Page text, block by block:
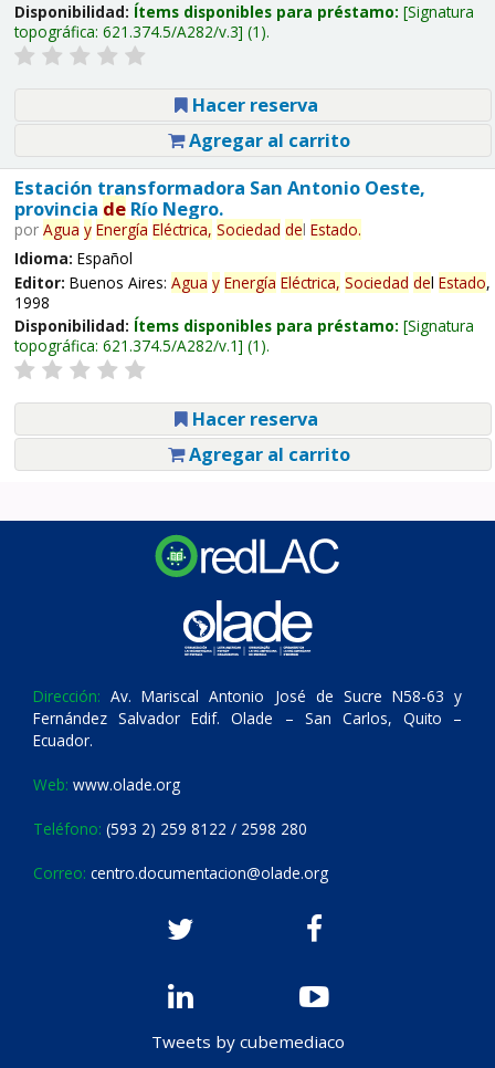
Disponibilidad: Ítems disponibles para préstamo: Signatura
topográfica: 621.374.5/A282/v.3 (1).
Hacer reserva
Agregar al carrito
Estación transformadora San Antonio Oeste,
provincia deRío Negro.
por Agua y Energía Eléctrica, Sociedad del Estado.
Idioma: Español
Editor: Buenos Aires: Agua y Energía Eléctrica, Sociedad del Estado,
1998
Disponibilidad: Ítems disponibles para préstamo: Signatura
topográfica: 621.374.5/A282/v.1 (1).
Hacer reserva
Agregar al carrito
Dirección: Av. Mariscal Antonio José de Sucre N58-63 y
Fernández Salvador Edif. Olade – San Carlos, Quito –
Ecuador.
Web: www.olade.org
Teléfono: (593 2) 259 8122 / 2598 280
Correo: centro.documentacion@olade.org
Tweets by cubemediaco